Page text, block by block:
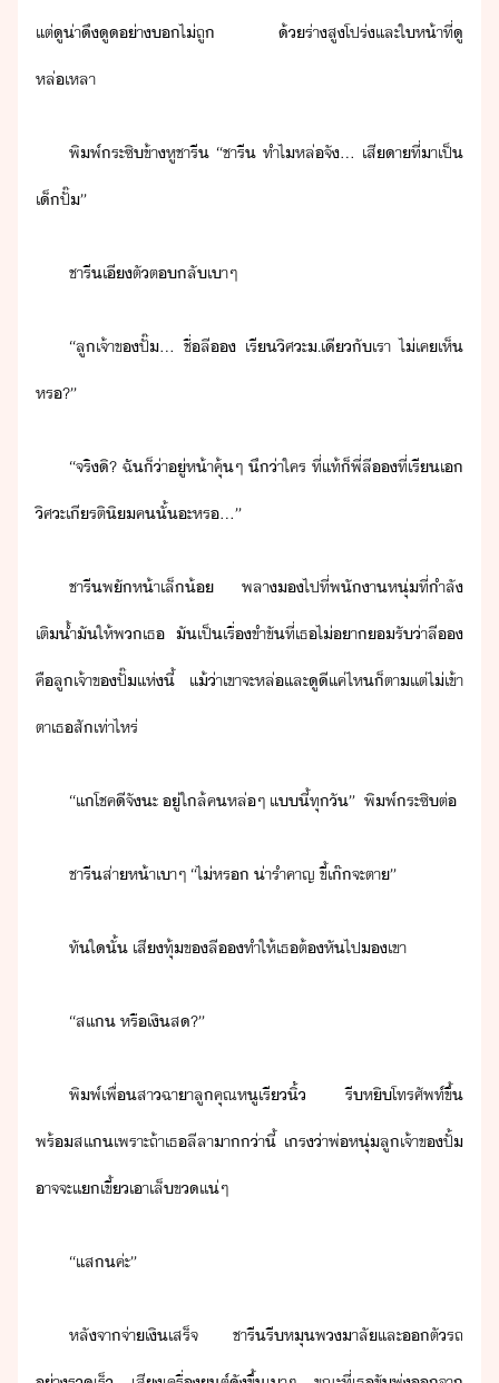
แต่​ู​่า​ึู​่า​​ไ่​ถู​ ​้​ร่า​สูโปร่​และ​ให้า​ที่​ู​
หล่เหลา
พิพ์​ระซิ​ข้า​หู​ชารี​ ​“​ชารี​ ​ทำไ​หล่​จั​...​ ​เสีา​ที่า​เป็​
เ็​ปั๊​”
ชารี​เี​ตั​ตลั​เา​ๆ​
“​ลู​เจ้าข​ปั๊​...​ ​ชื่​ลี​​ ​เรี​ิศะ​.​เี​ั​เรา​ ​ไ่เค​เห็​
หร​?​”​
​“​จริ​ิ​?​ ​ฉั​็​่า​ู่​ห้า​คุ้ๆ​ ​ึ​่า​ใคร​ ​ที่แท้​็​พี่​ลี​​ที่​เรี​เ​
ิศะ​เีรติิ​ค​ั้​ะ​หร​...​”
ชารี​พ​ั​ห้า​เล็้​ ​พลา​​ไป​ที่​พัา​หุ่​ที่​ำลั​
เติ้ำั​ให้​พ​เธ​ ​ั​เป็เรื่​ขำขั​ที่​เธ​ไ่​า​รั​่า​ลี​​
คื​ลู​เจ้าข​ปั๊​แห่​ี้​ ​แ้่า​เขา​จะ​หล่​และ​ูี​แค่ไห​็ตา​เเต่​ไ่​เข้า
ตา​เธ​สั​เท่าไหร่
“​แ​โชคี​จั​ะ​ ​ู่​ใล้​ค​หล่​ๆ​ ​แี้​ทุั​”​ ​ ​พิพ์​ระซิ​ต่
ชารี​ส่าห้า​เา​ๆ​ ​“​ไ่​หร​ ​่ารำคาญ​ ​ขี้​เ๊​จะ​ตา​”
ทัใั้​ ​เสีทุ้​ข​ลี​​ทำให้​เธ​ต้​หัไป​​เขา
“​สแ​ ​หรื​เิส​?​”
พิพ์​เพื่​สา​ฉาา​ลู​คุณหู​เรี​ิ้​ ​รี​หิ​โทรศัพท์​ขึ้​
พร้สเ​เ​เพราะ​ถ้า​เธ​ลีลา​า่า​ี้​ ​เร​่า​พ่​หุ่​ลู​เจ้าข​ปั้​
าจจะเ​เ​เขี้​เา​เล็​ข​เเ่​ๆ
“​แส​ค​่ะ​”
หลัจา​จ่า​เิ​เสร็จ​ ​ชารี​รี​หุ​พาลั​และ​ตั​รถ​